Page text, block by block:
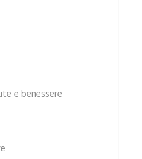
e benessere